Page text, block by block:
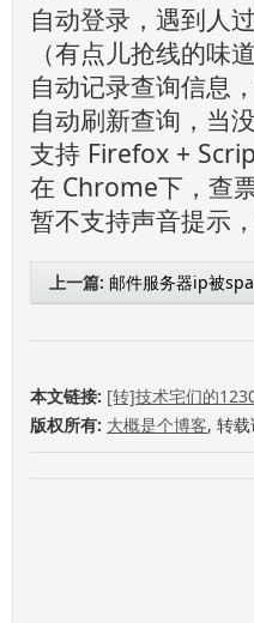
自动登录，遇到人
（有点儿抢线的味
自动记录查询信息
自动刷新查询，当
支持 Firefox +
在 Chrome下，查
暂不支持声音提示
上一篇: 邮件服务器ip被
本文链接: [转]技术宅们的
版权所有: 大概是个博客, 转载